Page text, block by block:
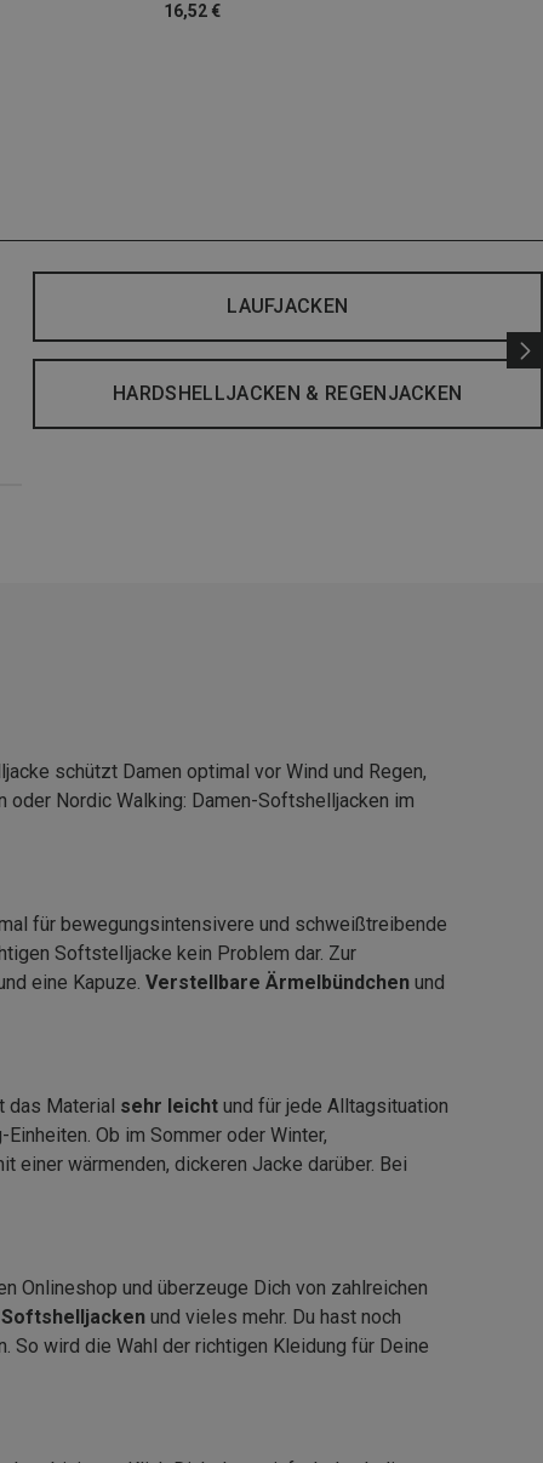
16,52 €
LAUFJACKEN
HARDSHELLJACKEN & REGENJACKEN
schützt Damen optimal vor Wind und Regen,
oder Nordic Walking: Damen-Softshelljacken im
für bewegungsintensivere und schweißtreibende
Softstelljacke kein Problem dar. Zur
eine Kapuze. Verstellbare Ärmelbündchen und
das Material sehr leicht und für jede Alltagsituation
Ob im Sommer oder Winter,
wärmenden, dickeren Jacke darüber. Bei
Onlineshop und überzeuge Dich von zahlreichen
und vieles mehr. Du hast noch
So wird die Wahl der richtigen Kleidung für Deine